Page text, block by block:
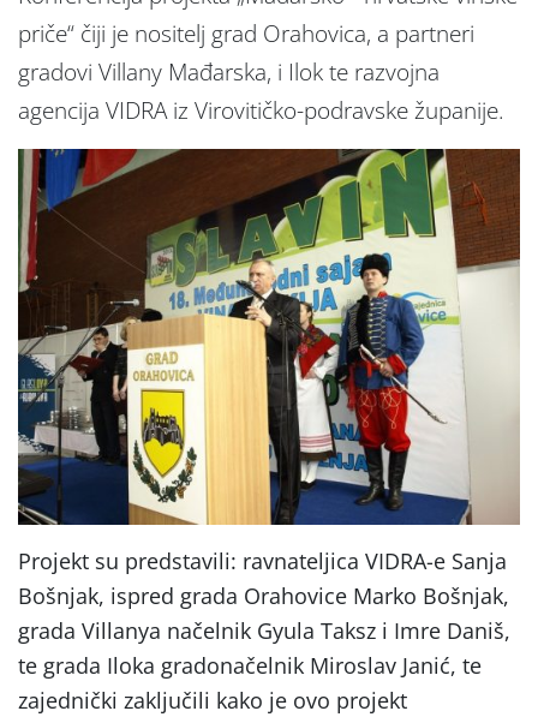
priče“ čiji je nositelj grad Orahovica, a partneri
gradovi Villany Mađarska, i Ilok te razvojna
agencija VIDRA iz Virovitičko-podravske županije.
Projekt su predstavili: ravnateljica VIDRA-e Sanja
Bošnjak, ispred grada Orahovice Marko Bošnjak,
grada Villanya načelnik Gyula Taksz i Imre Daniš,
te grada Iloka gradonačelnik Miroslav Janić, te
zajednički zaključili kako je ovo projekt